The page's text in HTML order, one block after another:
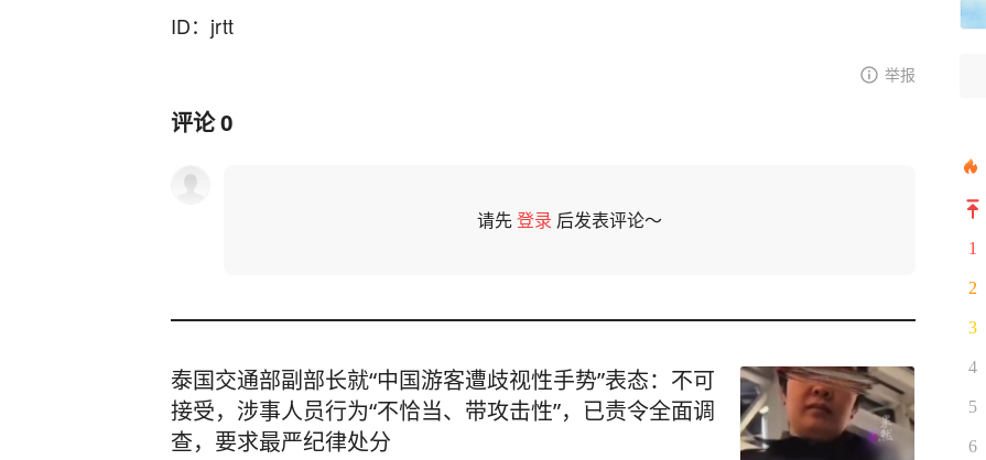
ID：jrtt
举报
评论0
请先登录 后发表评论～
泰国交通部副部长就“中国游客遭歧视性手势”表态：不可
接受，涉事人员行为“不恰当、带攻击性”，已责令全面调
查，要求最严纪律处分
1
2
3
4
5
6